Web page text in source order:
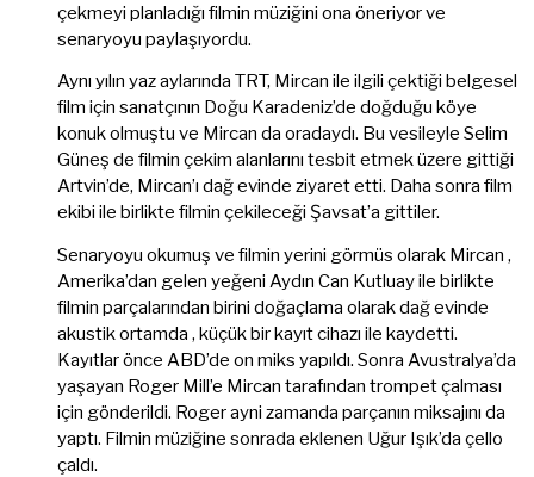
çekmeyi planladığı filmin müziğini ona öneriyor ve
senaryoyu paylaşıyordu.
Aynı yılın yaz aylarında TRT, Mircan ile ilgili çektiği belgesel
film için sanatçının Doğu Karadeniz’de doğduğu köye
konuk olmuştu ve Mircan da oradaydı. Bu vesileyle Selim
Güneş de filmin çekim alanlarını tesbit etmek üzere gittiği
Artvin’de, Mircan’ı dağ evinde ziyaret etti. Daha sonra film
ekibi ile birlikte filmin çekileceği Şavsat’a gittiler.
Senaryoyu okumuş ve filmin yerini görmüs olarak Mircan ,
Amerika’dan gelen yeğeni Aydın Can Kutluay ile birlikte
filmin parçalarından birini doğaçlama olarak dağ evinde
akustik ortamda , küçük bir kayıt cihazı ile kaydetti.
Kayıtlar önce ABD’de on miks yapıldı. Sonra Avustralya’da
yaşayan Roger Mill’e Mircan tarafından trompet çalması
için gönderildi. Roger ayni zamanda parçanın miksajını da
yaptı. Filmin müziğine sonrada eklenen Uğur Işık’da çello
çaldı.